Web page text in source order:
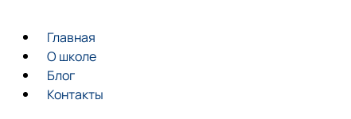
Главная
О школе
Блог
Контакты